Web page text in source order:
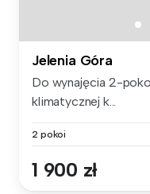
Jelenia Góra
Do wynajęcia 2-
klimatycznej k...
2 pokoi
1 900 zł